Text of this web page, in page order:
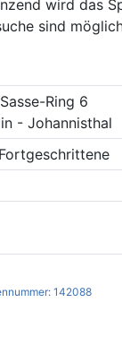
wird das
sind
Ring 6
- Johannisthal
142088